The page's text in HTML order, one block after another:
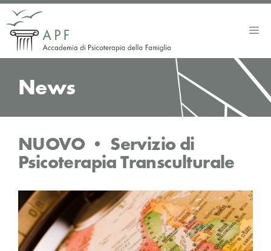
Vai
al
contenuto
News
NUOVO • Servizio di
Psicoterapia Transculturale